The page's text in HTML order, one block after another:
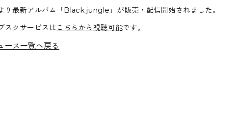
り最新アルバム「Black jungle」が販売・配信開始されました。
スクサービスは こちらから視聴可能です。
ース一覧へ戻る